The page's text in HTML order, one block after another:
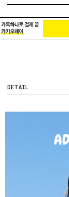
DETAIL